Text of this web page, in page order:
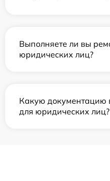
Выполняете ли вы
юридических лиц?
Какую документацию
для юридических лиц?